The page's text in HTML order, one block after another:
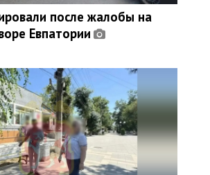
после жалобы на
Евпатории